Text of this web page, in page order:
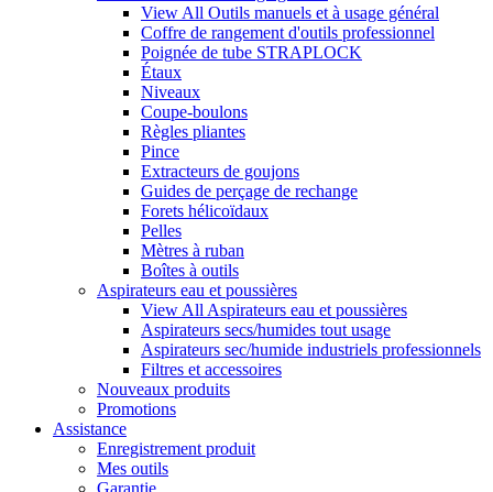
View All Outils manuels et à usage général
Coffre de rangement d'outils professionnel
Poignée de tube STRAPLOCK
Étaux
Niveaux
Coupe-boulons
Règles pliantes
Pince
Extracteurs de goujons
Guides de perçage de rechange
Forets hélicoïdaux
Pelles
Mètres à ruban
Boîtes à outils
Aspirateurs eau et poussières
View All Aspirateurs eau et poussières
Aspirateurs secs/humides tout usage
Aspirateurs sec/humide industriels professionnels
Filtres et accessoires
Nouveaux produits
Promotions
Assistance
Enregistrement produit
Mes outils